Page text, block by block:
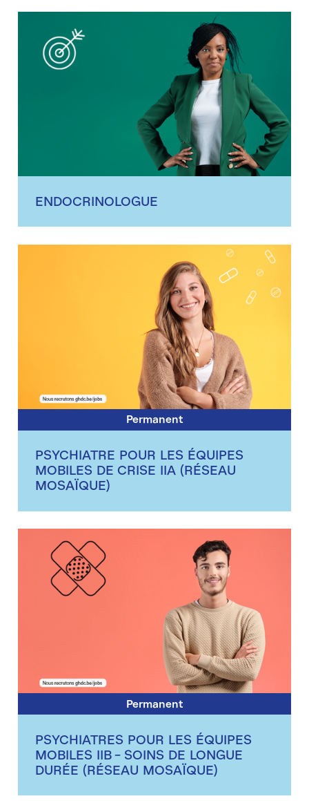
ENDOCRINOLOGUE
Permanent
PSYCHIATRE POUR LES ÉQUIPES
MOBILES DE CRISE IIA (RÉSEAU
MOSAÏQUE)
Permanent
PSYCHIATRES POUR LES ÉQUIPES
MOBILES IIB - SOINS DE LONGUE
DURÉE (RÉSEAU MOSAÏQUE)